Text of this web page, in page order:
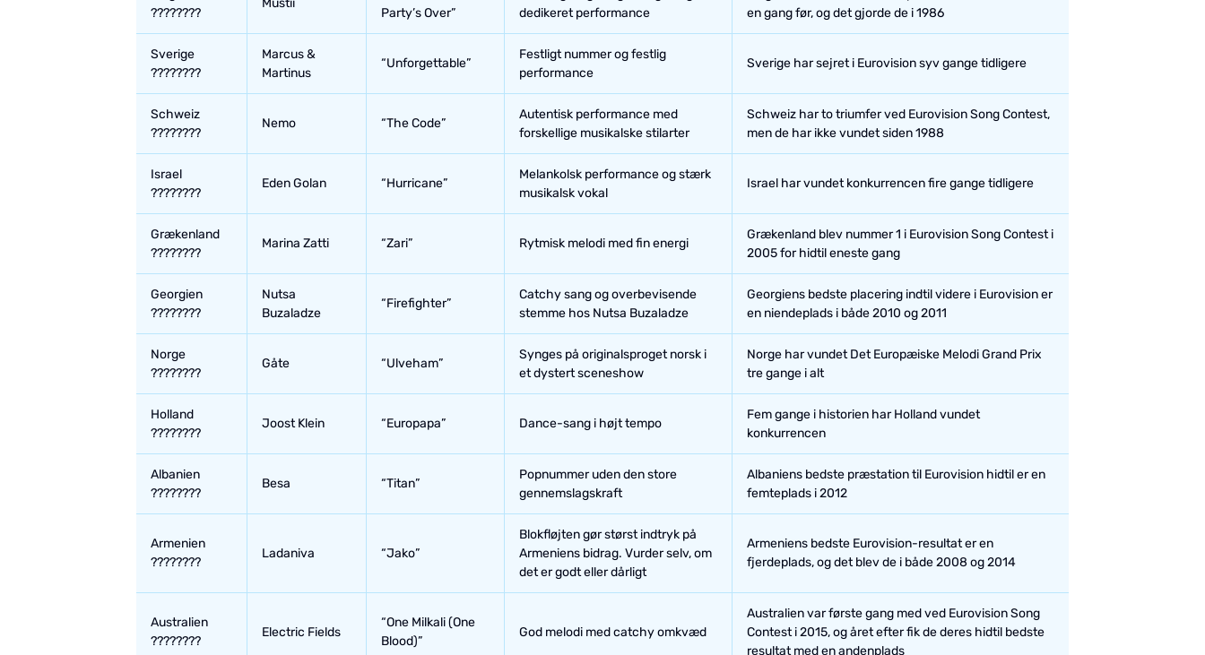
????????
Mustii
Party’s Over”
dedikeret performance
en gang før, og det gjorde de i 1986
Sverige
????????
Marcus &
Martinus
“Unforgettable”
Festligt nummer og festlig
performance
Sverige har sejret i Eurovision syv gange tidligere
Schweiz
????????
Nemo “The Code”
Autentisk performance med
forskellige musikalske stilarter
Schweiz har to triumfer ved Eurovision Song Contest,
men de har ikke vundet siden 1988
Israel
????????
Eden Golan “Hurricane”
Melankolsk performance og stærk
musikalsk vokal
Israel har vundet konkurrencen fire gange tidligere
Grækenland
????????
Marina Zatti “Zari” Rytmisk melodi med fin energi
Grækenland blev nummer 1 i Eurovision Song Contest i
2005 for hidtil eneste gang
Georgien
????????
Nutsa
Buzaladze
“Firefighter”
Catchy sang og overbevisende
stemme hos Nutsa Buzaladze
Georgiens bedste placering indtil videre i Eurovision er
en niendeplads i både 2010 og 2011
Norge
????????
Gåte “Ulveham”
Synges på originalsproget norsk i
et dystert sceneshow
Norge har vundet Det Europæiske Melodi Grand Prix
tre gange i alt
Holland
????????
Joost Klein “Europapa” Dance-sang i højt tempo
Fem gange i historien har Holland vundet
konkurrencen
Albanien
????????
Besa “Titan”
Popnummer uden den store
gennemslagskraft
Albaniens bedste præstation til Eurovision hidtil er en
femteplads i 2012
Armenien
????????
Ladaniva “Jako”
Blokfløjten gør størst indtryk på
Armeniens bidrag. Vurder selv, om
det er godt eller dårligt
Armeniens bedste Eurovision-resultat er en
fjerdeplads, og det blev de i både 2008 og 2014
Australien
????????
Electric Fields
“One Milkali (One
Blood)”
God melodi med catchy omkvæd
Australien var første gang med ved Eurovision Song
Contest i 2015, og året efter fik de deres hidtil bedste
resultat med en andenplads